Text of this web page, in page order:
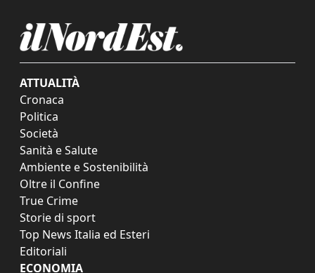
ATTUALITÀ
Cronaca
Politica
Società
Sanità e Salute
Ambiente e Sostenibilità
Oltre il Confine
True Crime
Storie di sport
Top News Italia ed Esteri
Editoriali
ECONOMIA